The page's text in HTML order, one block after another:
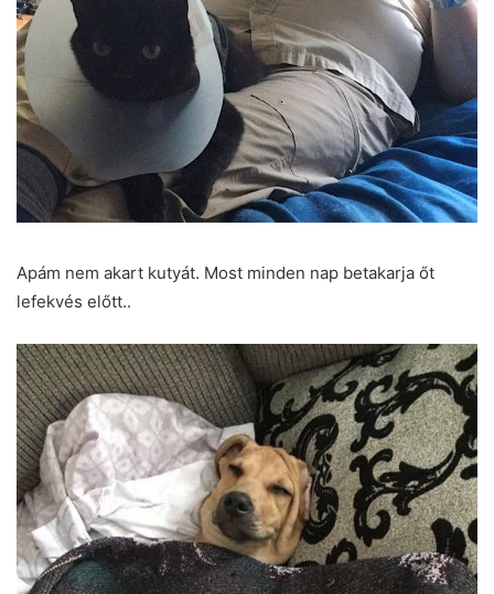
Apám nem akart kutyát. Most minden nap betakarja őt
lefekvés előtt..